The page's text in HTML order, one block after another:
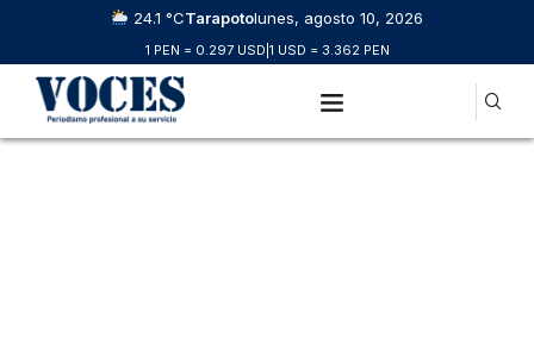
24.1 °CTarapotolunes, agosto 10, 2026
1 PEN = 0.297 USD 1 USD = 3.362 PEN